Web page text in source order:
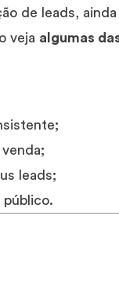
de leads,
veja algumas
leads;
público.